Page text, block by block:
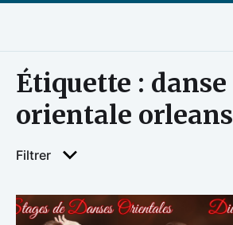
Étiquette : danse
orientale orleans
Filtrer